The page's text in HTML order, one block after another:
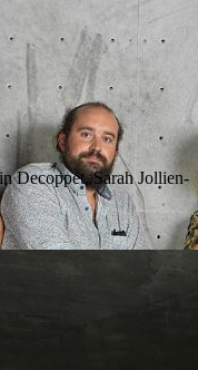
Decoppet, Sarah Jollien-